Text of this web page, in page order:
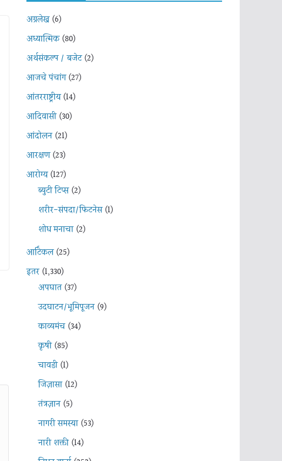
अग्रलेख(6)
अध्यात्मिक(80)
अर्थसंकल्प / बजेट(2)
आजचे पंचांग(27)
आंतरराष्ट्रीय(14)
आदिवासी(30)
आंदोलन(21)
आरक्षण(23)
आरोग्य(127)
ब्युटी टिप्स(2)
शरीर-संपदा/फिटनेस(1)
शोध मनाचा(2)
आर्टिकल(25)
इतर(1,330)
अपघात(37)
उदघाटन/भूमिपूजन(9)
काव्यमंच(34)
कृषी(85)
चावडी(1)
जिज्ञासा(12)
तंत्रज्ञान(5)
नागरी समस्या(53)
नारी शक्ती(14)